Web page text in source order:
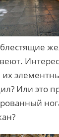
Или это